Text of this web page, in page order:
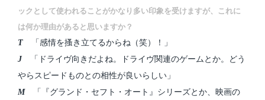
ックとして使われることがかなり多い印象を受けますが、これに
は何か理由があると思いますか？
T 「感情を搔き立てるからね（笑）！」
J「ドライヴ向きだよね。ドライヴ関連のゲームとか。どう
やらスピードものとの相性が良いらしい」
M「『グランド・セフト・オート』シリーズとか、映画の